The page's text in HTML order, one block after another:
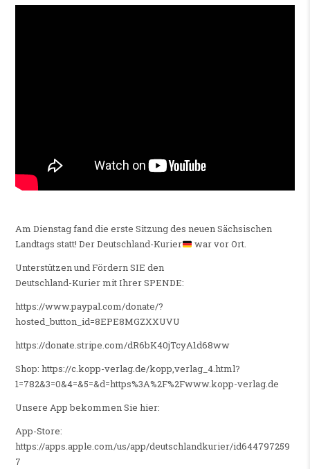
Am Dienstag fand die erste Sitzung des neuen Sächsischen
Landtags statt! Der Deutschland-Kurier
war vor Ort.
Unterstützen und Fördern SIE den
Deutschland-Kurier mit Ihrer SPENDE:
https://www.paypal.com/donate/?
hosted_button_id=8EPE8MGZXXUVU
https://donate.stripe.com/dR6bK40jTcyA1d68ww
Shop: https://c.kopp-verlag.de/kopp,verlag_4.html?
1=782&3=0&4=&5=&d=https%3A%2F%2Fwww.kopp-verlag.de
Unsere App bekommen Sie hier:
App-Store:
https://apps.apple.com/us/app/deutschlandkurier/id644797259
7